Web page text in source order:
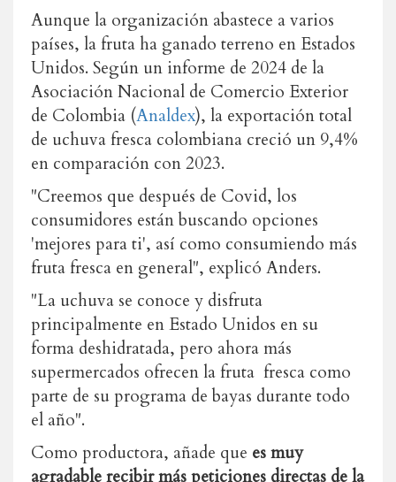
Aunque la organización abastece a varios
países, la fruta ha ganado terreno en Estados
Unidos. Según un informe de 2024 de la
Asociación Nacional de Comercio Exterior
de Colombia (Analdex), la exportación total
de uchuva fresca colombiana creció un 9,4%
en comparación con 2023.
"Creemos que después de Covid, los
consumidores están buscando opciones
'mejores para ti', así como consumiendo más
fruta fresca en general", explicó Anders.
"La uchuva se conoce y disfruta
principalmente en Estado Unidos en su
forma deshidratada, pero ahora más
supermercados ofrecen la fruta fresca como
parte de su programa de bayas durante todo
el año".
Como productora, añade que es muy
agradable recibir más peticiones directas de la